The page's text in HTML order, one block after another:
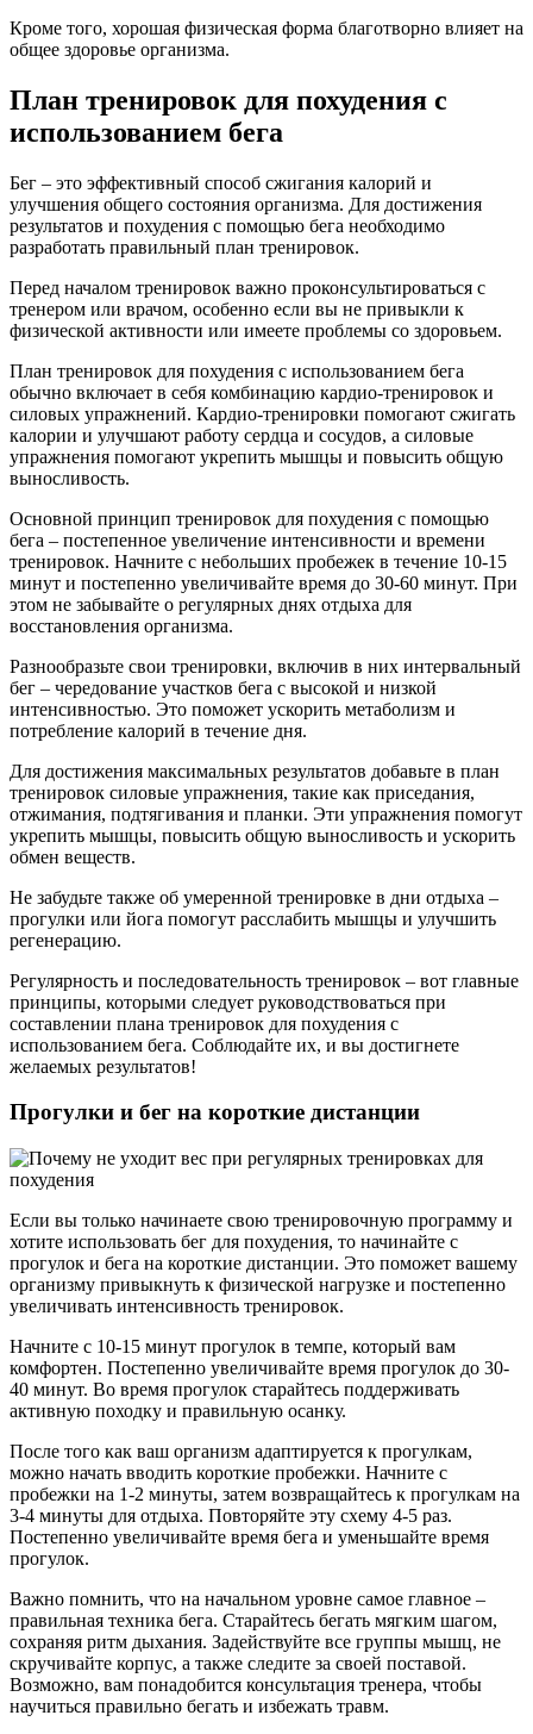
Кроме того, хорошая физическая форма благотворно влияет на
общее здоровье организма.
План тренировок для похудения с
использованием бега
Бег – это эффективный способ сжигания калорий и
улучшения общего состояния организма. Для достижения
результатов и похудения с помощью бега необходимо
разработать правильный план тренировок.
Перед началом тренировок важно проконсультироваться с
тренером или врачом, особенно если вы не привыкли к
физической активности или имеете проблемы со здоровьем.
План тренировок для похудения с использованием бега
обычно включает в себя комбинацию кардио-тренировок и
силовых упражнений. Кардио-тренировки помогают сжигать
калории и улучшают работу сердца и сосудов, а силовые
упражнения помогают укрепить мышцы и повысить общую
выносливость.
Основной принцип тренировок для похудения с помощью
бега – постепенное увеличение интенсивности и времени
тренировок. Начните с небольших пробежек в течение 10-15
минут и постепенно увеличивайте время до 30-60 минут. При
этом не забывайте о регулярных днях отдыха для
восстановления организма.
Разнообразьте свои тренировки, включив в них интервальный
бег – чередование участков бега с высокой и низкой
интенсивностью. Это поможет ускорить метаболизм и
потребление калорий в течение дня.
Для достижения максимальных результатов добавьте в план
тренировок силовые упражнения, такие как приседания,
отжимания, подтягивания и планки. Эти упражнения помогут
укрепить мышцы, повысить общую выносливость и ускорить
обмен веществ.
Не забудьте также об умеренной тренировке в дни отдыха –
прогулки или йога помогут расслабить мышцы и улучшить
регенерацию.
Регулярность и последовательность тренировок – вот главные
принципы, которыми следует руководствоваться при
составлении плана тренировок для похудения с
использованием бега. Соблюдайте их, и вы достигнете
желаемых результатов!
Прогулки и бег на короткие дистанции
Если вы только начинаете свою тренировочную программу и
хотите использовать бег для похудения, то начинайте с
прогулок и бега на короткие дистанции. Это поможет вашему
организму привыкнуть к физической нагрузке и постепенно
увеличивать интенсивность тренировок.
Начните с 10-15 минут прогулок в темпе, который вам
комфортен. Постепенно увеличивайте время прогулок до 30-
40 минут. Во время прогулок старайтесь поддерживать
активную походку и правильную осанку.
После того как ваш организм адаптируется к прогулкам,
можно начать вводить короткие пробежки. Начните с
пробежки на 1-2 минуты, затем возвращайтесь к прогулкам на
3-4 минуты для отдыха. Повторяйте эту схему 4-5 раз.
Постепенно увеличивайте время бега и уменьшайте время
прогулок.
Важно помнить, что на начальном уровне самое главное –
правильная техника бега. Старайтесь бегать мягким шагом,
сохраняя ритм дыхания. Задействуйте все группы мышц, не
скручивайте корпус, а также следите за своей поставой.
Возможно, вам понадобится консультация тренера, чтобы
научиться правильно бегать и избежать травм.